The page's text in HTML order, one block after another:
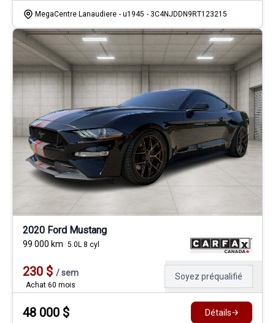
MegaCentre Lanaudiere - u1945 - 3C4NJDDN9RT123215
2020 Ford Mustang
99 000 km 5.0L 8 cyl
230 $ /sem
Achat 60 mois
Soyez préqualifié
48 000 $ Détails